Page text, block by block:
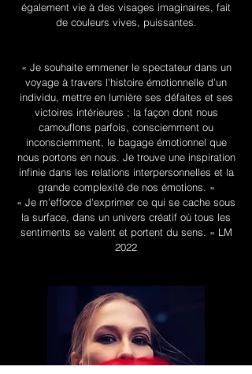
également vie à des visages imaginaires, fait
de couleurs vives, puissantes.
« Je souhaite emmener le spectateur dans un
voyage à travers l'histoire émotionnelle d'un
individu, mettre en lumière ses défaites et ses
victoires intérieures ; la façon dont nous
camouflons parfois, consciemment ou
inconsciemment, le bagage émotionnel que
nous portons en nous. Je trouve une inspiration
infinie dans les relations interpersonnelles et la
grande complexité de nos émotions. »
« Je m'efforce d'exprimer ce qui se cache sous
la surface, dans un univers créatif où tous les
sentiments se valent et portent du sens. » LM
2022